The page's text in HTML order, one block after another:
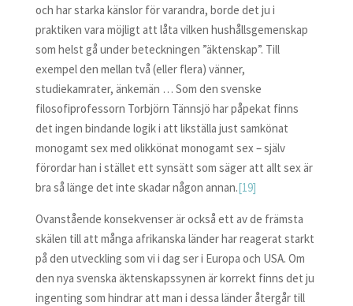
och har starka känslor för varandra, borde det ju i
praktiken vara möjligt att låta vilken hushållsgemenskap
som helst gå under beteckningen ”äktenskap”. Till
exempel den mellan två (eller flera) vänner,
studiekamrater, änkemän … Som den svenske
filosofiprofessorn Torbjörn Tännsjö har påpekat finns
det ingen bindande logik i att likställa just samkönat
monogamt sex med olikkönat monogamt sex – själv
förordar han i stället ett synsätt som säger att allt sex är
bra så länge det inte skadar någon annan.[19]
Ovanstående konsekvenser är också ett av de främsta
skälen till att många afrikanska länder har reagerat starkt
på den utveckling som vi i dag ser i Europa och USA. Om
den nya svenska äktenskapssynen är korrekt finns det ju
ingenting som hindrar att man i dessa länder återgår till